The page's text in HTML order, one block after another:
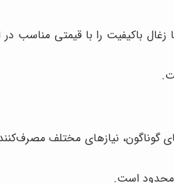
باکیفیت را با قیمتی مناسب
گوناگون، نیازهای مختلف
محدود است.